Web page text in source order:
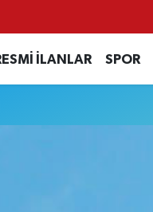
İLANLAR SPOR